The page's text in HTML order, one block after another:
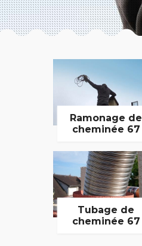
Ramonage de
cheminée 67
Tubage de
cheminée 67